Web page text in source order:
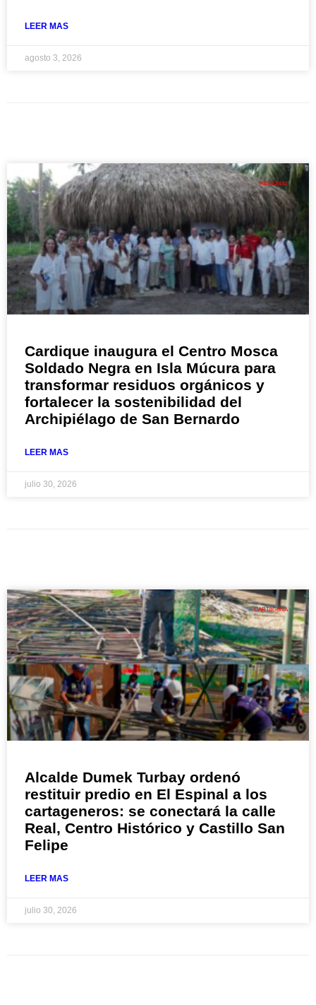
LEER MAS
agosto 3, 2026
REGIONAL
Cardique inaugura el Centro Mosca
Soldado Negra en Isla Múcura para
transformar residuos orgánicos y
fortalecer la sostenibilidad del
Archipiélago de San Bernardo
LEER MAS
julio 30, 2026
CARTAGENA
Alcalde Dumek Turbay ordenó
restituir predio en El Espinal a los
cartageneros: se conectará la calle
Real, Centro Histórico y Castillo San
Felipe
LEER MAS
julio 30, 2026